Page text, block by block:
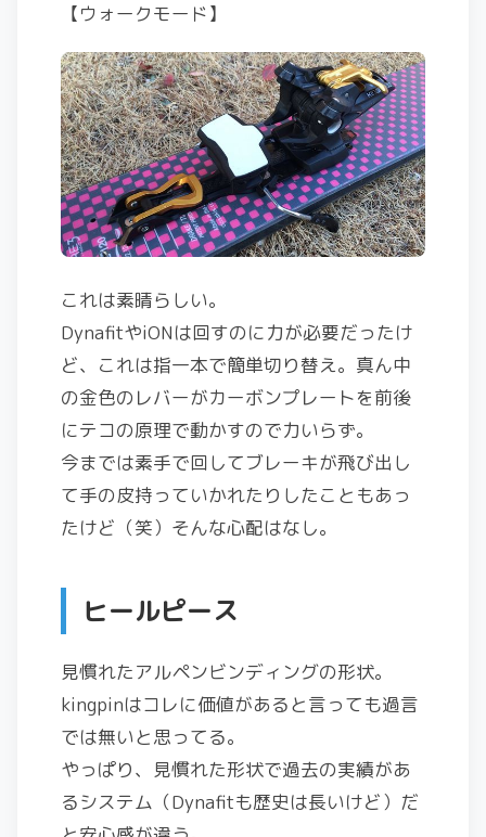
【ウォークモード】
これは素晴らしい。
DynafitやiONは回すのに力が必要だったけ
ど、これは指一本で簡単切り替え。真ん中
の金色のレバーがカーボンプレートを前後
にテコの原理で動かすので力いらず。
今までは素手で回してブレーキが飛び出し
て手の皮持っていかれたりしたこともあっ
たけど（笑）そんな心配はなし。
ヒールピース
見慣れたアルペンビンディングの形状。
kingpinはコレに価値があると言っても過言
では無いと思ってる。
やっぱり、見慣れた形状で過去の実績があ
るシステム（Dynafitも歴史は長いけど）だ